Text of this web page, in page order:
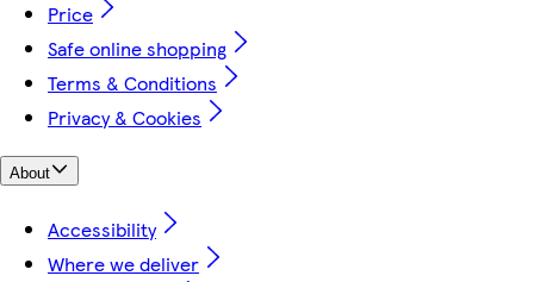
Price
Safe online shopping
Terms & Conditions
Privacy & Cookies
About
Accessibility
Where we deliver